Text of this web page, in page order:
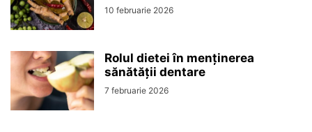
10 februarie 2026
Rolul dietei în menținerea
sănătății dentare
7 februarie 2026